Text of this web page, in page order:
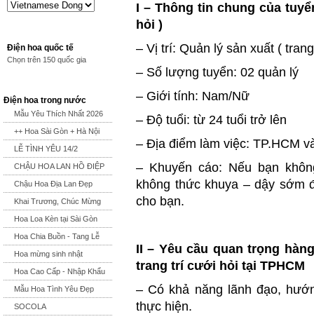
Điện hoa quốc tế
Chọn trên 150 quốc gia
Điện hoa trong nước
Mẫu Yêu Thích Nhất 2026
++ Hoa Sài Gòn + Hà Nội
LỄ TÌNH YÊU 14/2
CHẬU HOA LAN HỒ ĐIỆP
Chậu Hoa Địa Lan Đẹp
Khai Trương, Chúc Mừng
Hoa Loa Kèn tại Sài Gòn
Hoa Chia Buồn - Tang Lễ
Hoa mừng sinh nhật
Hoa Cao Cấp - Nhập Khẩu
Mẫu Hoa Tình Yêu Đẹp
SOCOLA
I – Thông tin chung của
hỏi )
– Vị trí: Quản lý sản xuất (
– Số lượng tuyển: 02 quản lý
– Giới tính: Nam/Nữ
– Độ tuổi: từ 24 tuổi trở lên
– Địa điểm làm việc: TP.HCM
– Khuyến cáo: Nếu bạn
không thức khuya – dậy sớm
cho bạn.
II – Yêu cầu quan trọng
trang trí cưới hỏi tại TPHCM
– Có khả năng lãnh đạo,
thực hiện.